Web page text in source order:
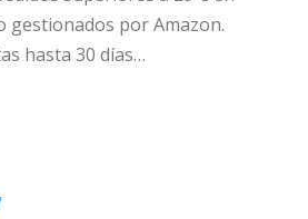
gestionados por Amazon.
hasta 30 días…